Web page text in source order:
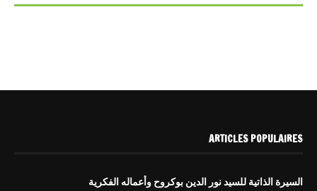
ARTICLES POPULAIRES
السيرة الذاتية للسيد نور الدين بوكروح وأعماله الفكرية